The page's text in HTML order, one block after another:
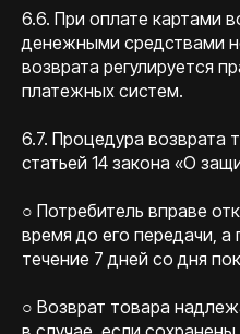
6.6. При оплате картами
денежными средствами
возврата регулируется
платежных систем.
6.7. Процедура возврата
статьей 14 закона «О
○ Потребитель вправе
время до его передачи,
течение 7 дней со дня
○ Возврат товара